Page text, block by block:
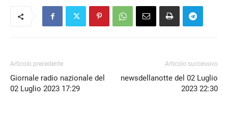
Articolo precedente
Giornale radio nazionale del
02 Luglio 2023 17:29
Articolo successivo
newsdellanotte del 02 Luglio
2023 22:30